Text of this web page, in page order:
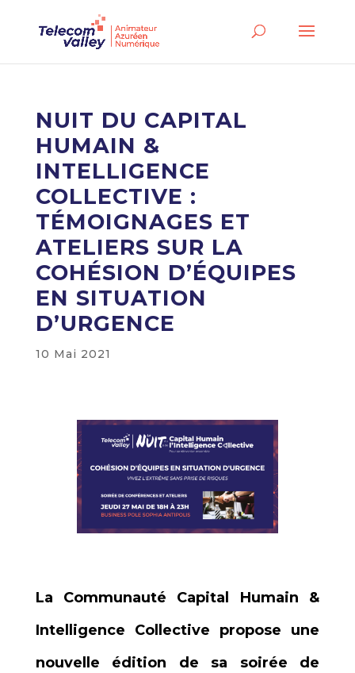
NUIT DU CAPITAL
HUMAIN &
INTELLIGENCE
COLLECTIVE :
TÉMOIGNAGES ET
ATELIERS SUR LA
COHÉSION D’ÉQUIPES
EN SITUATION
D’URGENCE
10 Mai 2021
La Communauté Capital Humain &
Intelligence Collective propose une
nouvelle édition de sa soirée de